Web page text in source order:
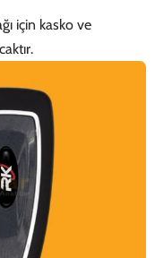
için kasko ve